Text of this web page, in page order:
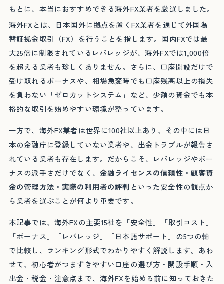
もとに、本当におすすめできる海外FX業者を厳選しました。
海外FXとは、日本国外に拠点を置くFX業者を通じて外国為
替証拠金取引（FX）を行うことを指します。国内FXでは最
大25倍に制限されているレバレッジが、海外FXでは1,000倍
を超える業者も珍しくありません。さらに、口座開設だけで
受け取れるボーナスや、相場急変時でも口座残高以上の損失
を負わない「ゼロカットシステム」など、少額の資金でも本
格的な取引を始めやすい環境が整っています。
一方で、海外FX業者は世界に100社以上あり、その中には日
本の金融庁に登録していない業者や、出金トラブルが報告さ
れている業者も存在します。だからこそ、レバレッジやボー
ナスの派手さだけでなく、 金融ライセンスの信頼性・顧客資
金の管理方法・実際の利用者の評判 といった安全性の観点か
ら業者を選ぶことが何より重要です。
本記事では、海外FXの主要15社を「安全性」「取引コスト」
「ボーナス」「レバレッジ」「日本語サポート」の5つの軸
で比較し、ランキング形式でわかりやすく解説します。あわ
せて、初心者がつまずきやすい口座の選び方・開設手順・入
出金・税金・注意点まで、海外FXを始める前に知っておきた